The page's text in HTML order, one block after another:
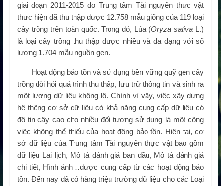
giai đoạn 2011-2015 do Trung tâm Tài nguyên thực vật
thưc hiện đã thu thập được 12.758 mẫu giống của 119 loại
cây trồng trên toàn quốc. Trong đó, Lúa (Oryza sativa L.)
là loại cây trồng thu thập được nhiều và đa dạng với số
lượng 1.704 mẫu nguồn gen.
Hoạt động bảo tồn và sử dụng bền vững quỹ gen cây
trồng đòi hỏi quá trình thu thâp, lưu trữ thông tin và sinh ra
một lượng dữ liệu khổng lồ. Chính vì vậy, việc xây dựng
hệ thống cơ sở dữ liệu có khả năng cung cấp dữ liệu có
độ tin cây cao cho nhiều đối tượng sử dụng là một công
việc không thể thiếu của hoạt động bảo tồn. Hiện tại, cơ
sở dữ liệu của Trung tâm Tài nguyên thực vật bao gồm
dữ liệu Lai lịch, Mô tả đánh giá ban đầu, Mô tả đánh giá
chi tiết, Hình ảnh…được cung cấp từ các hoạt động bảo
tồn. Đến nay đã có hàng triệu trường dữ liệu cho các Loại